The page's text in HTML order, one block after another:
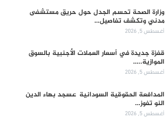
وزارة الصحة تحسم الجدل حول حريق مستشفى
مدني وتكشف تفاصيل…
أغسطس 5, 2026
قفزة جديدة في أسعار العملات الأجنبية بالسوق
الموازية..…
أغسطس 5, 2026
المدافعة الحقوقية السودانية عسجد بهاء الدين
النو تفوز…
أغسطس 5, 2026